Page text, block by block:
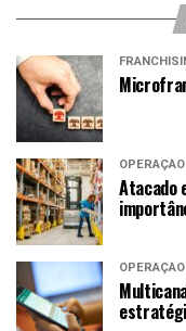
OPERAÇÃO
Atacado
OPERAÇÃO